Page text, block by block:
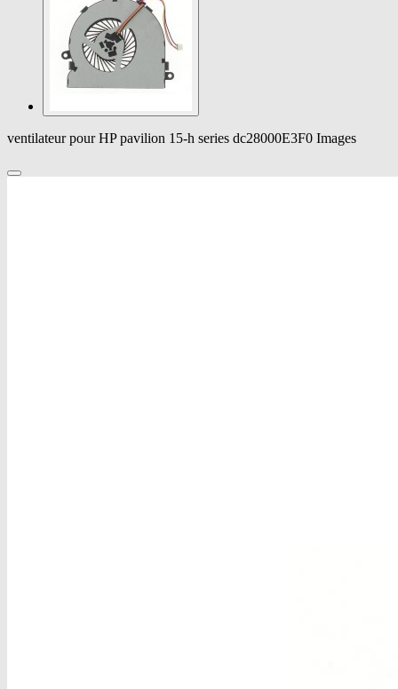
ventilateur pour HP pavilion 15-h series dc28000E3F0 Images